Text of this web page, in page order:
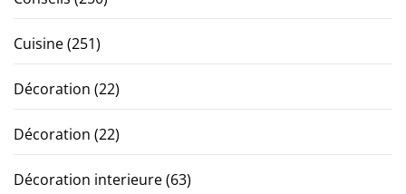
Cuisine(251)
Décoration (22)
Décoration (22)
Décoration interieure(63)